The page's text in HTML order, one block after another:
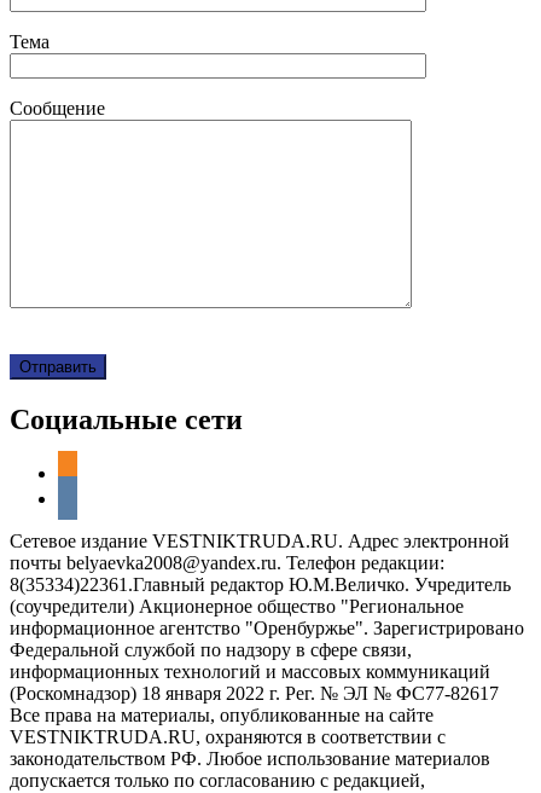
Тема
Сообщение
Социальные сети
Сетевое издание VESTNIKTRUDA.RU. Адрес электронной
почты belyaevka2008@yandex.ru. Телефон редакции:
8(35334)22361.Главный редактор Ю.М.Величко. Учредитель
(соучредители) Акционерное общество "Региональное
информационное агентство "Оренбуржье". Зарегистрировано
Федеральной службой по надзору в сфере связи,
информационных технологий и массовых коммуникаций
(Роскомнадзор) 18 января 2022 г. Рег. № ЭЛ № ФС77-82617
Все права на материалы, опубликованные на сайте
VESTNIKTRUDA.RU, охраняются в соответствии с
законодательством РФ. Любое использование материалов
допускается только по согласованию с редакцией,